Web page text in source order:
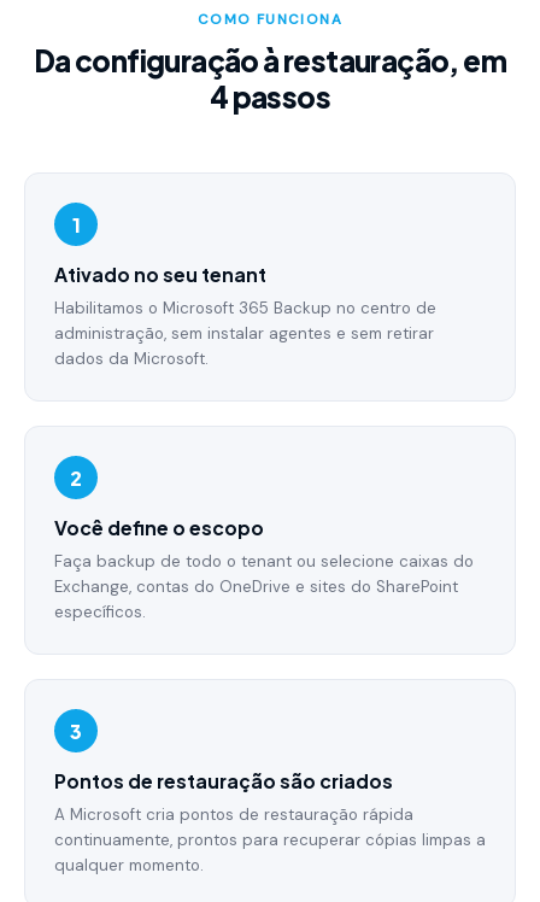
COMO FUNCIONA
Da configuração à restauração, em
4 passos
1
Ativado no seu tenant
Habilitamos o Microsoft 365 Backup no centro de
administração, sem instalar agentes e sem retirar
dados da Microsoft.
2
Você define o escopo
Faça backup de todo o tenant ou selecione caixas do
Exchange, contas do OneDrive e sites do SharePoint
específicos.
3
Pontos de restauração são criados
A Microsoft cria pontos de restauração rápida
continuamente, prontos para recuperar cópias limpas a
qualquer momento.